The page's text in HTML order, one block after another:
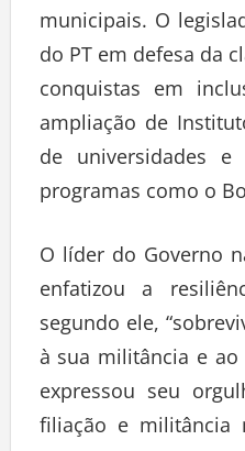
municipais. O
do PT em defesa da
conquistas em
ampliação de
de universidades
programas como o
O líder do Governo
enfatizou a
segundo ele,
à sua militância e ao
expressou seu
filiação e militância